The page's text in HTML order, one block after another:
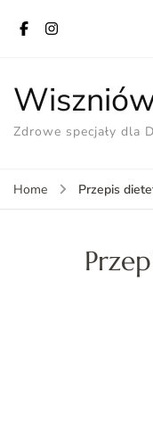
Zdrowe specjały dla
Home Przepis